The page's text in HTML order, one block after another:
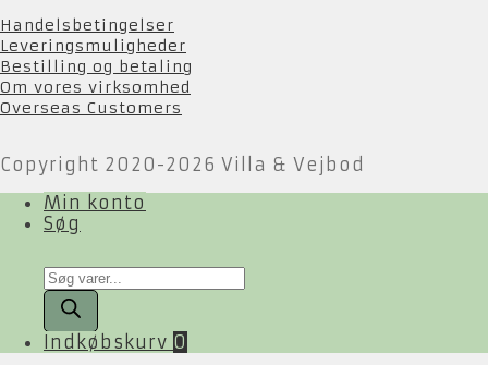
Handelsbetingelser
Leveringsmuligheder
Bestilling og betaling
Om vores virksomhed
Overseas Customers
Copyright 2020-2026 Villa & Vejbod
Min konto
Søg
Products
search
Indkøbskurv 0